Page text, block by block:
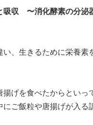
吸収 〜消化酵素の分泌
い、生きるために栄養素
揚げを食べたからといっ
にご飯粒や唐揚げが入る